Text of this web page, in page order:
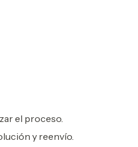
el proceso.
y reenvío.